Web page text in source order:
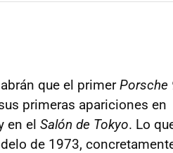
que el primerPorsche
primeras apariciones en
en el Salón de Tokyo. Lo
de 1973,